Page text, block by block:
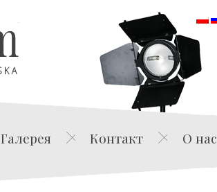
Edwin Film Agencja Aktorska
Галерея Контакт О нас